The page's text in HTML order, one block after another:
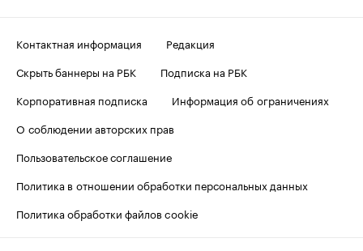
Контактная информация
Редакция
Скрыть баннеры на РБК
Подписка на РБК
Корпоративная подписка
Информация об ограничениях
О соблюдении авторских прав
Пользовательское соглашение
Политика в отношении обработки персональных данных
Политика обработки файлов cookie